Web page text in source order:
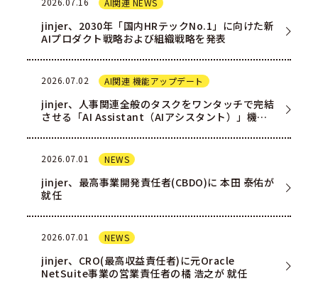
jinjer、2030年「国内HRテックNo.1」に向けた新
AIプロダクト戦略および組織戦略を発表
2026.07.02 AI関連 機能アップデート
jinjer、人事関連全般のタスクをワンタッチで完結
させる「AI Assistant（AIアシスタント）」機能
2026.07.01 NEWS
jinjer、最高事業開発責任者(CBDO)に 本田 泰佑が
就任
2026.07.01 NEWS
jinjer、CRO(最高収益責任者)に元Oracle
NetSuite事業の営業責任者の橘 浩之が 就任